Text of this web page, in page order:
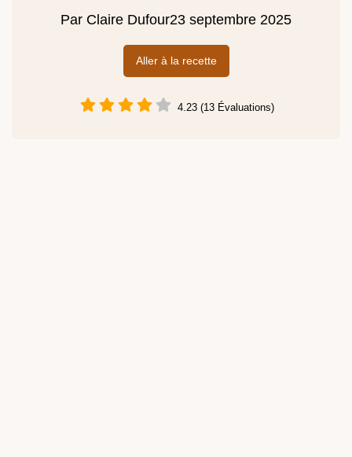
Par Claire Dufour23 septembre 2025
Aller à la recette
4.23 (13 Évaluations)